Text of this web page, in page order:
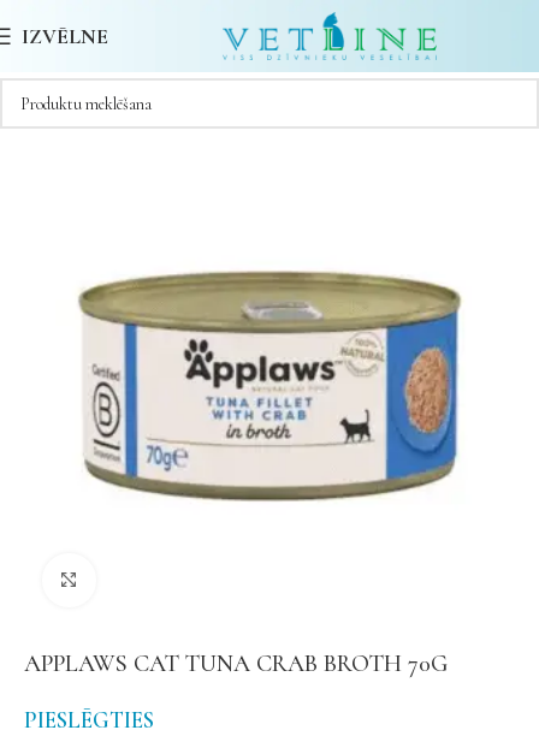
IZVĒLNE
APPLAWS CAT TUNA CRAB BROTH 70G
PIESLĒGTIES